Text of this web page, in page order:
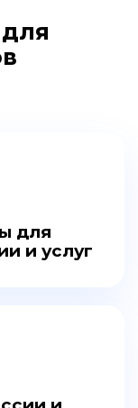
для
и услуг